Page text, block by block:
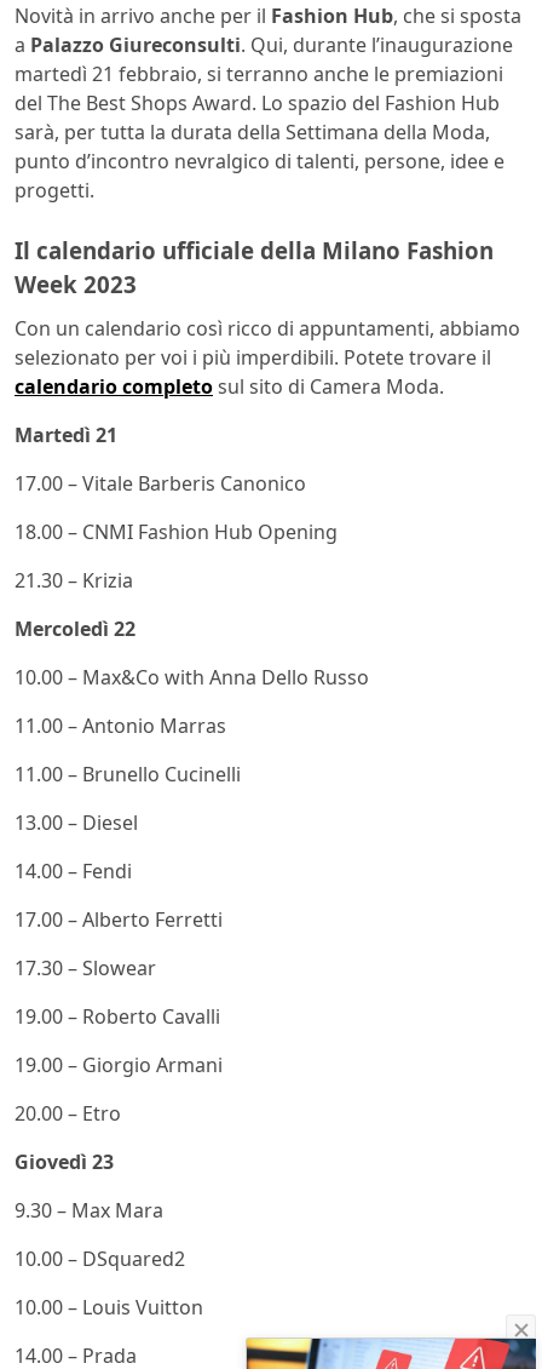
Novità in arrivo anche per il Fashion Hub, che si sposta
a Palazzo Giureconsulti. Qui, durante l’inaugurazione
martedì 21 febbraio, si terranno anche le premiazioni
del The Best Shops Award. Lo spazio del Fashion Hub
sarà, per tutta la durata della Settimana della Moda,
punto d’incontro nevralgico di talenti, persone, idee e
progetti.
Il calendario ufficiale della Milano Fashion
Week 2023
Con un calendario così ricco di appuntamenti, abbiamo
selezionato per voi i più imperdibili. Potete trovare il
calendario completosul sito di Camera Moda.
Martedì 21
17.00 – Vitale Barberis Canonico
18.00 – CNMI Fashion Hub Opening
21.30 – Krizia
Mercoledì 22
10.00 – Max&Co with Anna Dello Russo
11.00 – Antonio Marras
11.00 – Brunello Cucinelli
13.00 – Diesel
14.00 – Fendi
17.00 – Alberto Ferretti
17.30 – Slowear
19.00 – Roberto Cavalli
19.00 – Giorgio Armani
20.00 – Etro
Giovedì 23
9.30 – Max Mara
10.00 – DSquared2
10.00 – Louis Vuitton
14.00 – Prada